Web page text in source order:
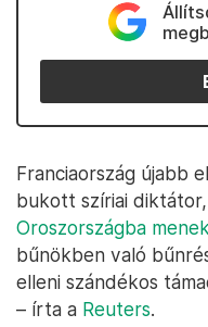
Franciaország újabb
bukott szíriai
Oroszországba
bűnökben való
elleni szándékos
– írta a Reuters.